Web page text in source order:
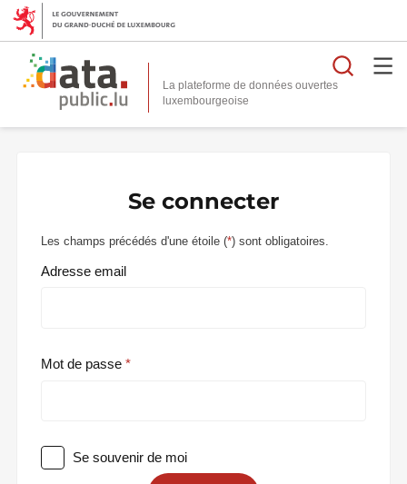
La plateforme de données ouvertes
Se connecter
Les champs précédés d'une étoile (*) sont obligatoires.
Adresse email
Mot de passe
Se souvenir de moi